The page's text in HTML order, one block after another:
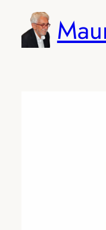
contenuto